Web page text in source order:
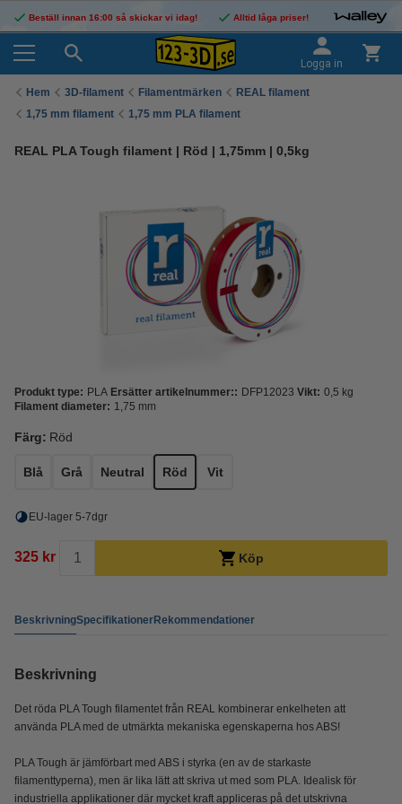
Beställ innan 16:00 så skickar vi idag! Alltid låga priser!
Logga in
Hem 3D-filament Filamentmärken
REAL filament
1,75 mm filament
1,75 mm PLA filament
REAL PLA Tough filament | Röd | 1,75mm | 0,5kg
Produkt type: PLA Ersätter artikelnummer:: DFP12023 Vikt: 0,5 kg
Filament diameter: 1,75 mm
Färg: Röd
Blå Grå Neutral Röd Vit
EU-lager 5-7dgr
325 kr Köp
BeskrivningSpecifikationerRekommendationer
Beskrivning
Det röda PLA Tough filamentet från REAL kombinerar enkelheten att
använda PLA med de utmärkta mekaniska egenskaperna hos ABS!
PLA Tough är jämförbart med ABS i styrka (en av de starkaste
filamenttyperna), men är lika lätt att skriva ut med som PLA. Idealisk för
industriella applikationer där mycket kraft appliceras på det utskrivna